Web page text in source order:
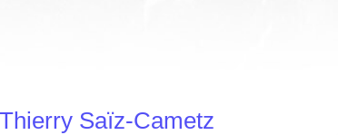
Thierry Saïz-Cametz